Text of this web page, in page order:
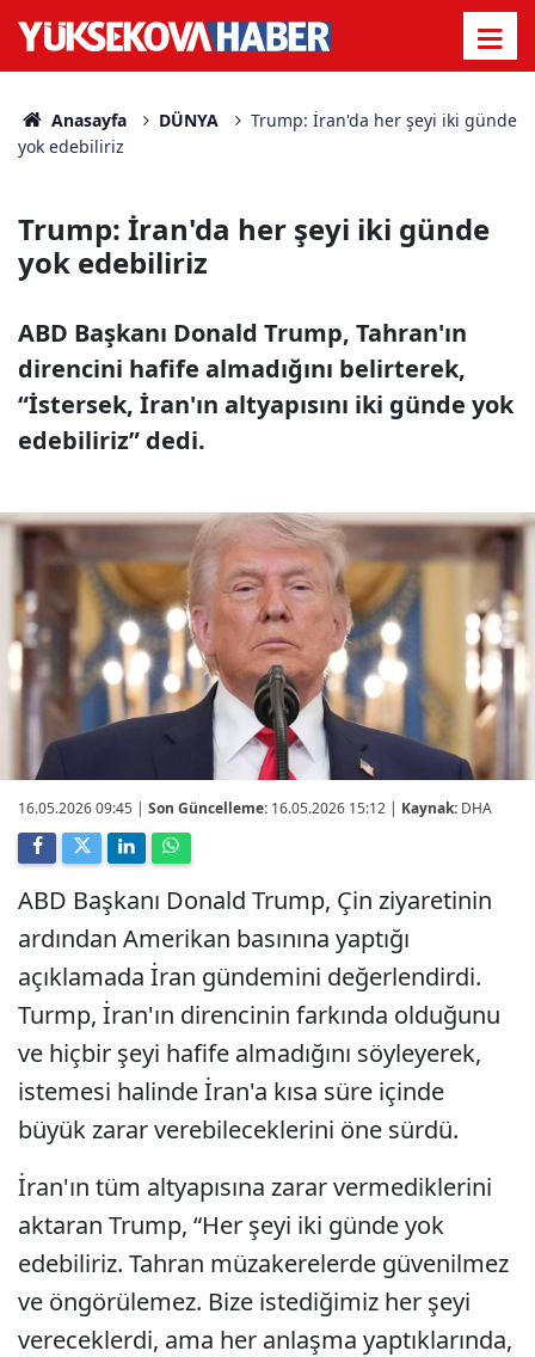
Anasayfa DÜNYA
Trump: İran'da her şeyi iki günde
yok edebiliriz
Trump: İran'da her şeyi iki günde
yok edebiliriz
ABD Başkanı Donald Trump, Tahran'ın
direncini hafife almadığını belirterek,
“İstersek, İran'ın altyapısını iki günde yok
edebiliriz” dedi.
16.05.2026 09:45 | Son Güncelleme: 16.05.2026 15:12 | Kaynak: DHA
ABD Başkanı Donald Trump, Çin ziyaretinin
ardından Amerikan basınına yaptığı
açıklamada İran gündemini değerlendirdi.
Turmp, İran'ın direncinin farkında olduğunu
ve hiçbir şeyi hafife almadığını söyleyerek,
istemesi halinde İran'a kısa süre içinde
büyük zarar verebileceklerini öne sürdü.
İran'ın tüm altyapısına zarar vermediklerini
aktaran Trump, “Her şeyi iki günde yok
edebiliriz. Tahran müzakerelerde güvenilmez
ve öngörülemez. Bize istediğimiz her şeyi
vereceklerdi, ama her anlaşma yaptıklarında,